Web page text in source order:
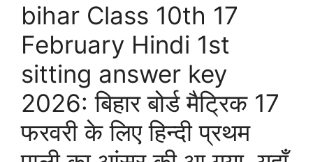
bihar Class 10th 17
February Hindi 1st
sitting answer key
2026: बिहार बोर्ड मैट्रिक 17
फरवरी के लिए हिन्दी प्रथम